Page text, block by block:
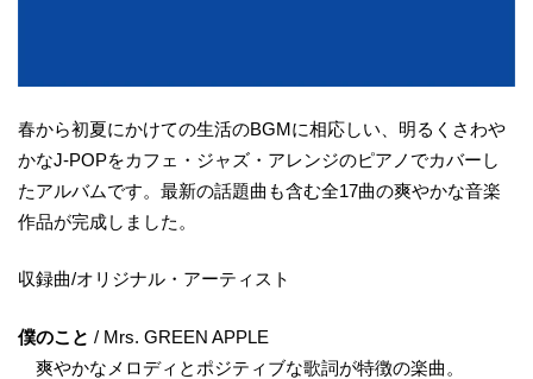
春から初夏にかけての生活のBGMに相応しい、明るくさわや
かなJ-POPをカフェ・ジャズ・アレンジのピアノでカバーし
たアルバムです。最新の話題曲も含む全17曲の爽やかな音楽
作品が完成しました。
収録曲/オリジナル・アーティスト
僕のこと / Mrs. GREEN APPLE
爽やかなメロディとポジティブな歌詞が特徴の楽曲。